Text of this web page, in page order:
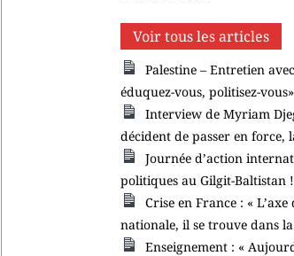
Voir tous les articles
Palestine – Entretien
éduquez-vous, politisez-vous»
Interview de Myriam
décident de passer en force,
Journée d’action
politiques au Gilgit-Baltistan !
Crise en France : «
nationale, il se trouve dans
Enseignement : «